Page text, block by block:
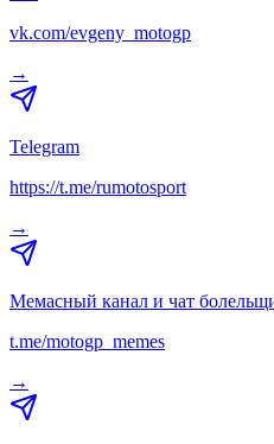
vk.com/evgeny_motogp
→
Telegram
https://t.me/rumotosport
→
Мемасный канал и чат
t.me/motogp_memes
→